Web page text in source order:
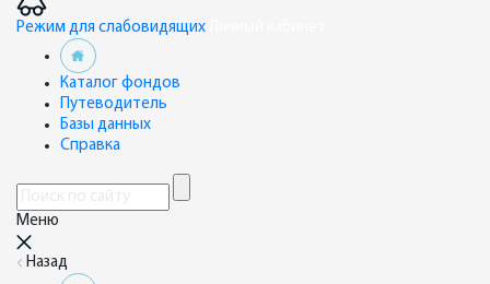
Режим для слабовидящих
Каталог фондов
Путеводитель
Базы данных
Справка
Меню
Назад